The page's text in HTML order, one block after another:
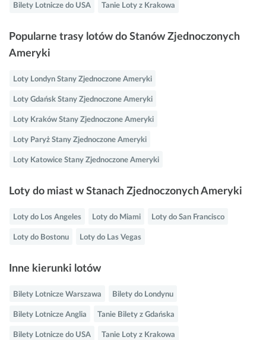
Bilety Lotnicze do USA Tanie Loty z Krakowa
Popularne trasy lotów do Stanów Zjednoczonych
Ameryki
Loty Londyn Stany Zjednoczone Ameryki
Loty Gdańsk Stany Zjednoczone Ameryki
Loty Kraków Stany Zjednoczone Ameryki
Loty Paryż Stany Zjednoczone Ameryki
Loty Katowice Stany Zjednoczone Ameryki
Loty do miast w Stanach Zjednoczonych Ameryki
Loty do Los Angeles Loty do Miami Loty do San Francisco
Loty do Bostonu Loty do Las Vegas
Inne kierunki lotów
Bilety Lotnicze Warszawa Bilety do Londynu
Bilety Lotnicze Anglia Tanie Bilety z Gdańska
Bilety Lotnicze do USA Tanie Loty z Krakowa